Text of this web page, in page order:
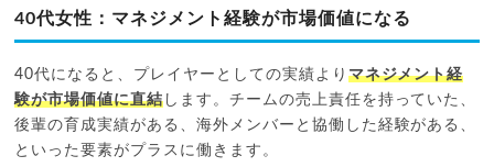
40代女性：マネジメント経験が市場価値になる
40代になると、プレイヤーとしての実績より マネジメント経
験が市場価値に直結 します。チームの売上責任を持っていた、
後輩の育成実績がある、海外メンバーと協働した経験がある、
といった要素がプラスに働きます。